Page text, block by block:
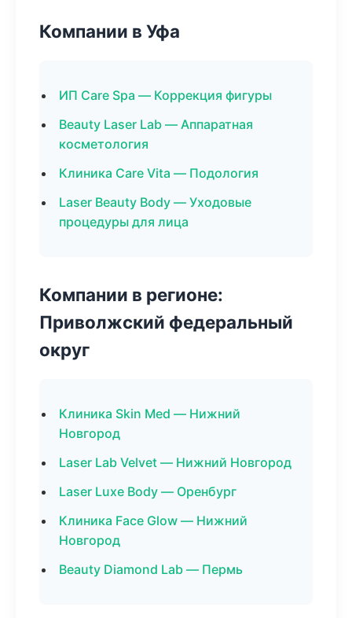
Компании в Уфа
ИП Care Spa — Коррекция фигуры
Beauty Laser Lab — Аппаратная
косметология
Клиника Care Vita — Подология
Laser Beauty Body — Уходовые
процедуры для лица
Компании в регионе:
Приволжский федеральный
округ
Клиника Skin Med — Нижний
Новгород
Laser Lab Velvet — Нижний Новгород
Laser Luxe Body — Оренбург
Клиника Face Glow — Нижний
Новгород
Beauty Diamond Lab — Пермь